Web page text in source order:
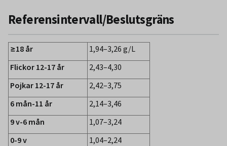
Referensintervall/Beslutsgräns
≥18 år
1,94–3,26 g/L
Flickor 12-17 år
2,43–4,30
Pojkar 12-17 år
2,42–3,75
6 mån-11 år
2,14–3,46
9 v-6 mån
1,07–3,24
0-9 v
1,04–2,24